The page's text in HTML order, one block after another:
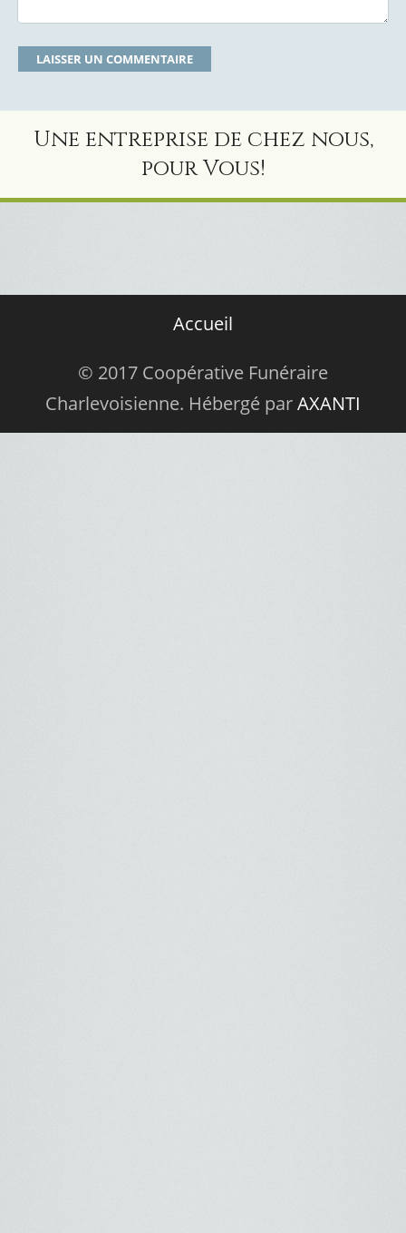
Une entreprise de chez nous,
pour Vous!
Accueil
© 2017 Coopérative Funéraire
Charlevoisienne. Hébergé parAXANTI